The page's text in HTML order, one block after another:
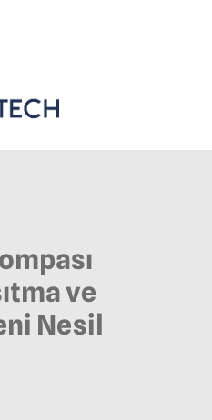
ve
Nesil